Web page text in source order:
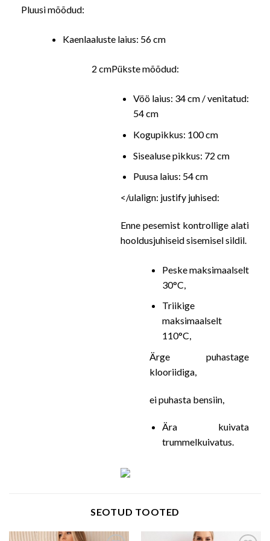
Pluusi mõõdud:
Kaenlaaluste laius: 56 cm
2 cmPükste mõõdud:
Vöö laius: 34 cm / venitatud:
54 cm
Kogupikkus: 100 cm
Sisealuse pikkus: 72 cm
Puusa laius: 54 cm
</ulalign: justify juhised:
Enne pesemist kontrollige alati
hooldusjuhiseid sisemisel sildil.
Peske maksimaalselt
30°C,
Triikige
maksimaalselt
110°C,
Ärge puhastage
klooriidiga,
ei puhasta bensiin,
Ära kuivata
trummelkuivatus.
SEOTUD TOOTED